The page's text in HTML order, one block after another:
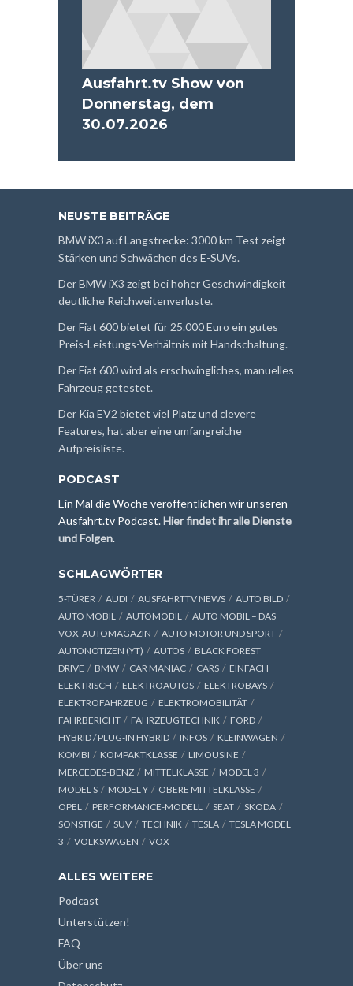
Ausfahrt.tv Show von
Donnerstag, dem
30.07.2026
NEUSTE BEITRÄGE
BMW iX3 auf Langstrecke: 3000 km Test zeigt
Stärken und Schwächen des E-SUVs.
Der BMW iX3 zeigt bei hoher Geschwindigkeit
deutliche Reichweitenverluste.
Der Fiat 600 bietet für 25.000 Euro ein gutes
Preis-Leistungs-Verhältnis mit Handschaltung.
Der Fiat 600 wird als erschwingliches, manuelles
Fahrzeug getestet.
Der Kia EV2 bietet viel Platz und clevere
Features, hat aber eine umfangreiche
Aufpreisliste.
PODCAST
Ein Mal die Woche veröffentlichen wir unseren
Ausfahrt.tv Podcast.Hier findet ihr alle Dienste
und Folgen.
SCHLAGWÖRTER
5-TÜRER AUDI AUSFAHRTTV NEWS
AUTO BILD
AUTO MOBIL
AUTOMOBIL
AUTO MOBIL – DAS
VOX-AUTOMAGAZIN
AUTO MOTOR UND SPORT
AUTONOTIZEN (YT)
AUTOS
BLACK FOREST
DRIVE
BMW CAR MANIAC CARS
EINFACH
ELEKTRISCH
ELEKTROAUTOS
ELEKTROBAYS
ELEKTROFAHRZEUG
ELEKTROMOBILITÄT
FAHRBERICHT
FAHRZEUGTECHNIK
FORD
HYBRID / PLUG-IN HYBRID
INFOS
KLEINWAGEN
KOMBI
KOMPAKTKLASSE
LIMOUSINE
MERCEDES-BENZ
MITTELKLASSE
MODEL 3
MODEL S
MODEL Y
OBERE MITTELKLASSE
OPEL
PERFORMANCE-MODELL SEAT
SKODA
SONSTIGE
SUV TECHNIK TESLA
TESLA MODEL
3
VOLKSWAGEN VOX
ALLES WEITERE
Podcast
Unterstützen!
FAQ
Über uns